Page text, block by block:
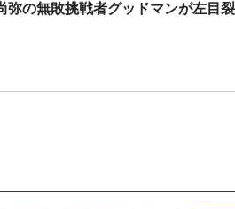
弥の無敗挑戦者グッドマンが左目